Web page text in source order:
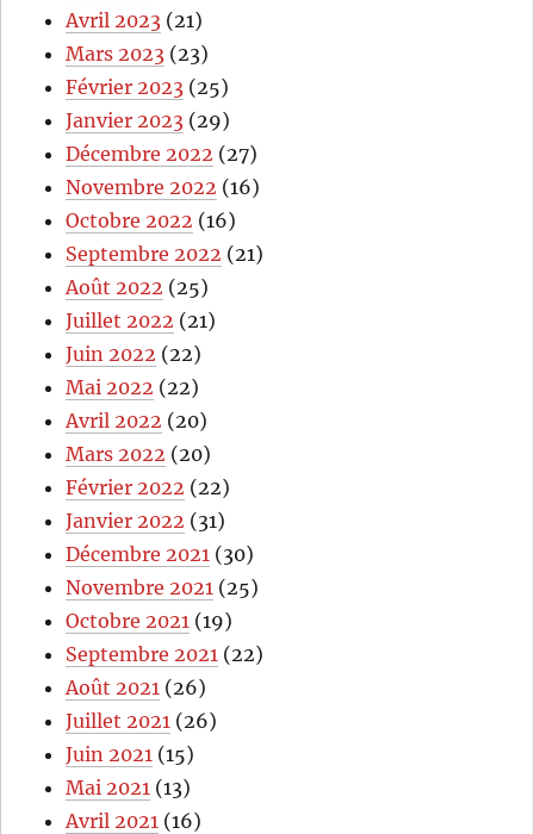
Avril 2023 (21)
Mars 2023 (23)
Février 2023 (25)
Janvier 2023 (29)
Décembre 2022 (27)
Novembre 2022 (16)
Octobre 2022 (16)
Septembre 2022 (21)
Août 2022 (25)
Juillet 2022 (21)
Juin 2022 (22)
Mai 2022 (22)
Avril 2022 (20)
Mars 2022 (20)
Février 2022 (22)
Janvier 2022 (31)
Décembre 2021 (30)
Novembre 2021 (25)
Octobre 2021 (19)
Septembre 2021 (22)
Août 2021 (26)
Juillet 2021 (26)
Juin 2021 (15)
Mai 2021 (13)
Avril 2021 (16)